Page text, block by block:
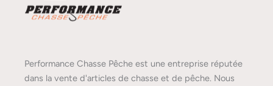
Performance Chasse Pêche est une entreprise réputée
dans la vente d'articles de chasse et de pêche. Nous